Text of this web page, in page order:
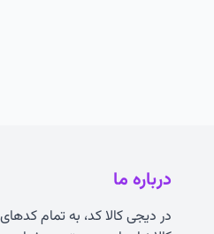
درباره ما
در دیجی کالا کد، به تمام